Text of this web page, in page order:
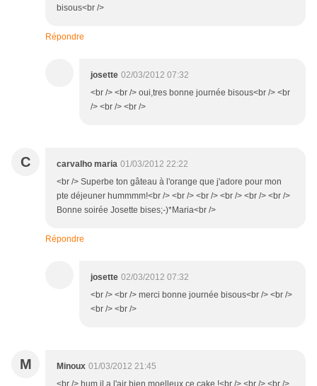
bisous<br />
Répondre
josette 02/03/2012 07:32
<br /> <br /> oui,tres bonne journée bisous<br /> <br
/> <br /> <br />
C carvalho maria 01/03/2012 22:22
<br /> Superbe ton gâteau à l'orange que j'adore pour mon
pte déjeuner hummmm!<br /> <br /> <br /> <br /> <br /> <br />
Bonne soirée Josette bises;-)*Maria<br />
Répondre
josette 02/03/2012 07:32
<br /> <br /> merci bonne journée bisous<br /> <br />
<br /> <br />
M Minoux 01/03/2012 21:45
<br /> hum il a l'air bien moelleux ce cake !<br /> <br /> <br />